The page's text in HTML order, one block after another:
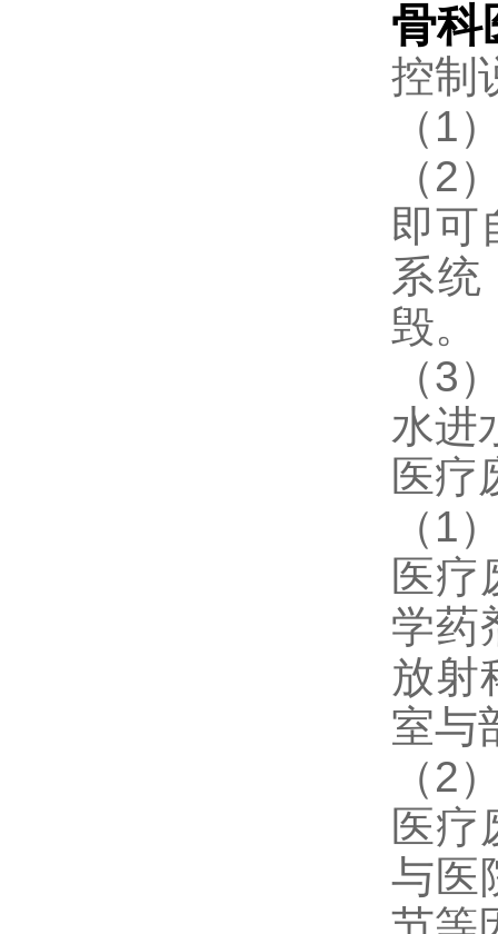
骨科
控制
（1
（2
即可
系
毁。
（3
水进
医疗
（1
医疗
学药
放射
室与
（2
医疗
与医